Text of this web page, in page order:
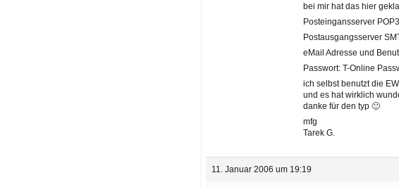
bei mir hat das hier
Posteingansserver
Postausgangsserver
eMail Adresse und
Passwort: T-Online
ich selbst benutzt die
und es hat wirklich
danke für den typ 🙂
mfg
Tarek G.
11. Januar 2006 um 19:19